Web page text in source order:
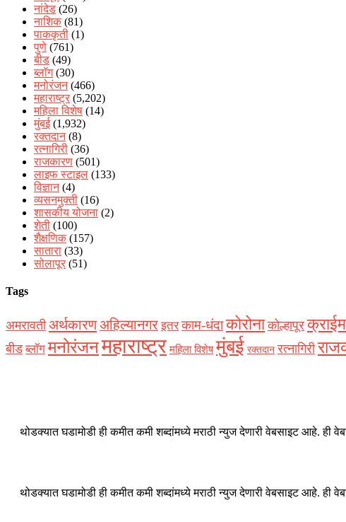
नांदेड (26)
नाशिक (81)
पाककृती (1)
पुणे (761)
बीड (49)
ब्लॉग(30)
मनोरंजन(466)
महाराष्ट्र (5,202)
महिला विशेष (14)
मुंबई(1,932)
रक्‍तदान(8)
रत्नागिरी (36)
राजकारण (501)
लाइफ स्टाइल (133)
विज्ञान(4)
व्यसनमुक्ती (16)
शासकीय योजना (2)
शेती (100)
शैक्षणिक (157)
सातारा (33)
सोलापूर (51)
Tags
अमरावती अर्थकारणअहिल्यानगर इतर काम-धंदाकोरोना कोल्हापूर क्राईम
बीड ब्लॉग मनोरंजनमहाराष्ट्र महिला विशेष मुंबई रक्‍तदान रत्नागिरी
थोडक्यात घडामोडी ही कमीत कमी शब्दांमध्ये मराठी न्युज देणारी वेबसाइट आहे.
थोडक्यात घडामोडी ही कमीत कमी शब्दांमध्ये मराठी न्युज देणारी वेबसाइट आहे.